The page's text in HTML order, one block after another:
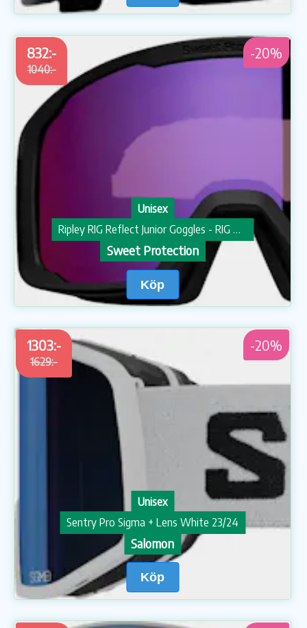
832:-
1040:-
-20%
Unisex
Ripley RIG Reflect Junior Goggles - RIG Bixbite/Matte Black/Black
Sweet Protection
Köp
1303:-
1629:-
-20%
Unisex
Sentry Pro Sigma + Lens White 23/24
Salomon
Köp